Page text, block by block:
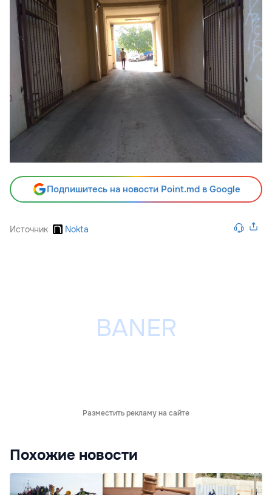
Подпишитесь на новости Point.md в Google
Источник Nokta
Разместить рекламу на сайте
Похожие новости